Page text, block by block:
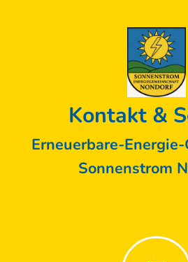
Kontakt &
Erneuerbare-
Sonnenstrom